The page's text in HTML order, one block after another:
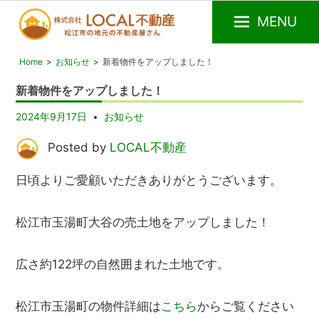
動
産
江
の
動
産
屋
MENU
Home お知らせ 新着物件をアップしました！
新着物件をアップしました！
2024年9月17日 お知らせ
Posted by LOCAL不動産
日頃よりご愛顧いただきありがとうございます。
松江市玉湯町大谷の売土地をアップしました！
広さ約122坪の自然囲まれた土地です。
松江市玉湯町の物件詳細はこちらからご覧ください